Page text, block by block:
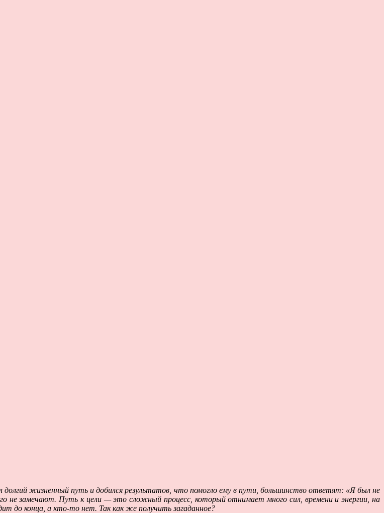
долгий жизненный путь и добился результатов, что помогло ему в пути, большинство ответят: «Я был не
не замечают. Путь к цели — это сложный процесс, который отнимает много сил, времени и энергии, на
до конца, а кто-то нет. Так как же получить загаданное?